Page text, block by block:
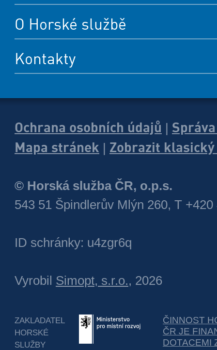
O Horské službě
Kontakty
Ochrana osobních údajů
Mapa stránek
Zobrazit
© Horská služba ČR, o.p.s.
543 51 Špindlerův Mlýn 260, T +420
ID schránky: u4zgr6q
Vyrobil Simopt, s.r.o., 2026
ZAKLADATEL
HORSKÉ
SLUŽBY
ČINNOST
ČR JE
DOTACEMI